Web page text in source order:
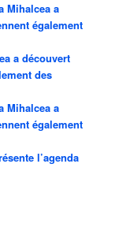
Mihalcea a
également
a découvert
des
Mihalcea a
également
l’agenda